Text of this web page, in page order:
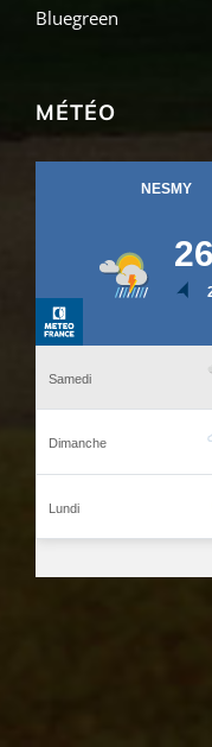
Bluegreen
MÉTÉO